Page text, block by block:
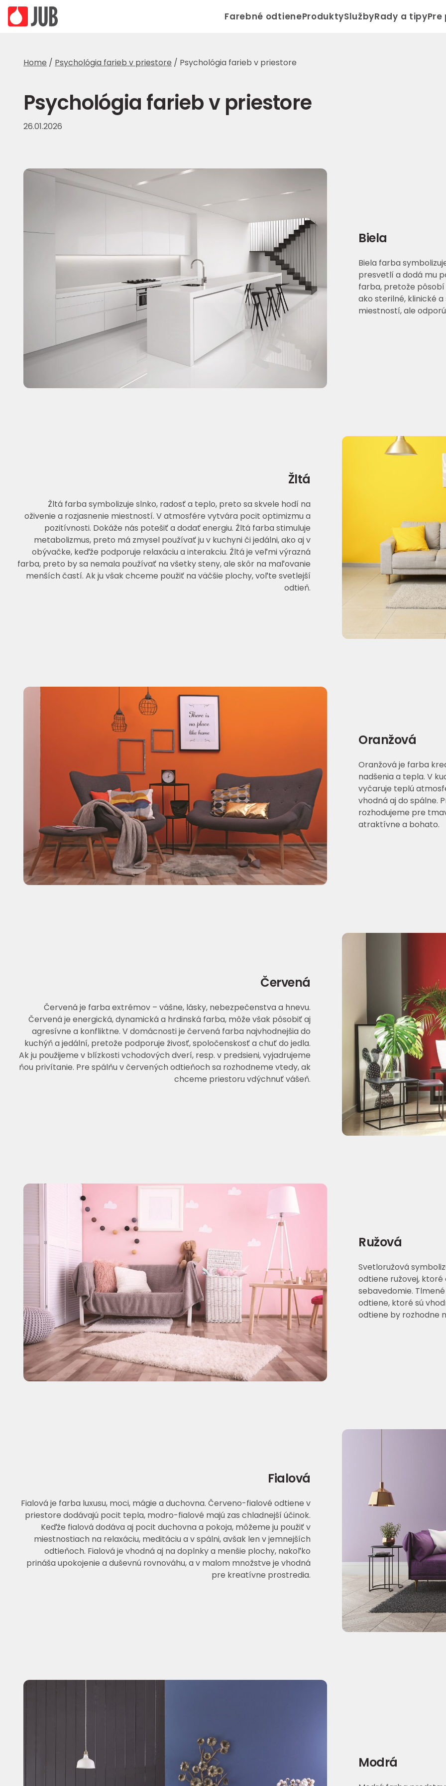
Farebné odtieneProduktySlužbyRady a tipy
Home / Psychológia farieb v priestore / Psychológia farieb v priestore
Psychológia farieb v priestore
26.01.2026
Biela
Biela farba
presvetlí a dodá mu
farba, pretože pôsobí
ako sterilné, klinické
miestností, ale
Žltá
Žltá farba symbolizuje slnko, radosť a teplo, preto sa skvele hodí na
oživenie a rozjasnenie miestností. V atmosfére vytvára pocit optimizmu a
pozitívnosti. Dokáže nás potešiť a dodať energiu. Žltá farba stimuluje
metabolizmus, preto má zmysel používať ju v kuchyni či jedálni, ako aj v
obývačke, keďže podporuje relaxáciu a interakciu. Žltá je veľmi výrazná
farba, preto by sa nemala používať na všetky steny, ale skôr na maľovanie
menších častí. Ak ju však chceme použiť na väčšie plochy, voľte svetlejší
odtieň.
Oranžová
Oranžová je farba
nadšenia a tepla. V
vyčaruje teplú
vhodná aj do spálne.
rozhodujeme pre
atraktívne a bohato.
Červená
Červená je farba extrémov – vášne, lásky, nebezpečenstva a hnevu.
Červená je energická, dynamická a hrdinská farba, môže však pôsobiť aj
agresívne a konfliktne. V domácnosti je červená farba najvhodnejšia do
kuchýň a jedální, pretože podporuje živosť, spoločenskosť a chuť do jedla.
Ak ju použijeme v blízkosti vchodových dverí, resp. v predsieni, vyjadrujeme
ňou privítanie. Pre spálňu v červených odtieňoch sa rozhodneme vtedy, ak
chceme priestoru vdýchnuť vášeň.
Ružová
Svetloružová
odtiene ružovej, ktoré
sebavedomie.
odtiene, ktoré sú
odtiene by rozhodne
Fialová
Fialová je farba luxusu, moci, mágie a duchovna. Červeno-fialové odtiene v
priestore dodávajú pocit tepla, modro-fialové majú zas chladnejší účinok.
Keďže fialová dodáva aj pocit duchovna a pokoja, môžeme ju použiť v
miestnostiach na relaxáciu, meditáciu a v spálni, avšak len v jemnejších
odtieňoch. Fialová je vhodná aj na doplnky a menšie plochy, nakoľko
prináša upokojenie a duševnú rovnováhu, a v malom množstve je vhodná
pre kreatívne prostredia.
Modrá